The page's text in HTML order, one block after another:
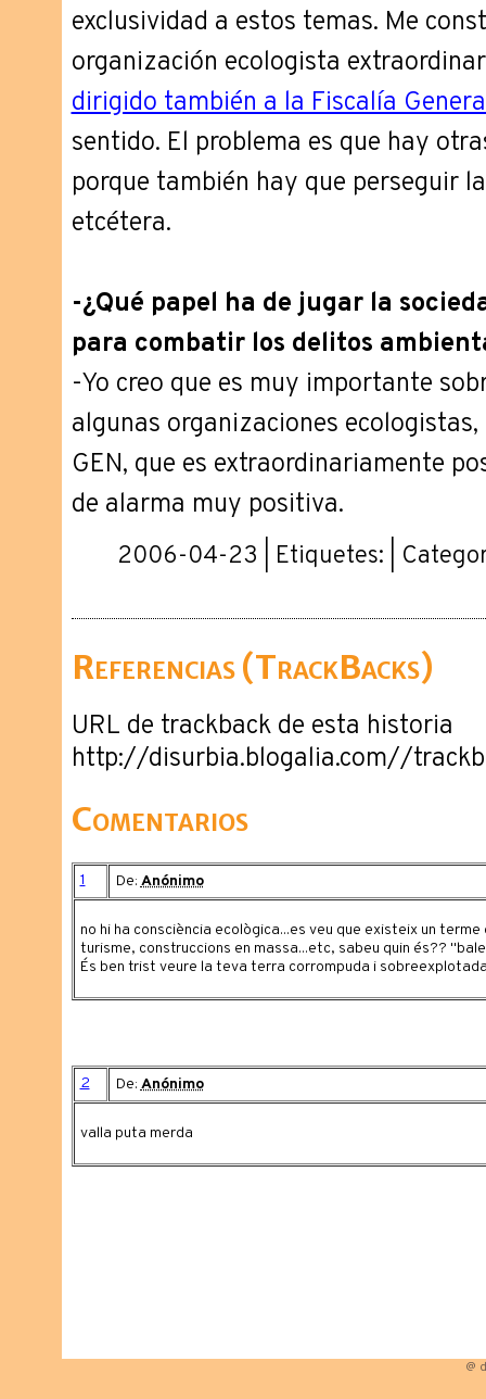
exclusividad a estos temas. Me
organización ecologista
dirigido también a la Fiscalía
sentido. El problema es que hay
porque también hay que perseguir
etcétera.
-¿Qué papel ha de jugar la
para combatir los delitos
-Yo creo que es muy importante
algunas organizaciones
GEN, que es extraordinariamente
de alarma muy positiva.
2006-04-23 | Etiquetes: |
Referencias (TrackBacks)
URL de trackback de esta historia
http://disurbia.blogalia.com//
Comentarios
1 De: Anónimo
no hi ha consciència ecològica...es veu que existeix un terme
turisme, construccions en massa...etc, sabeu quin és??
És ben trist veure la teva terra corrompuda i
2 De: Anónimo
valla puta merda
@